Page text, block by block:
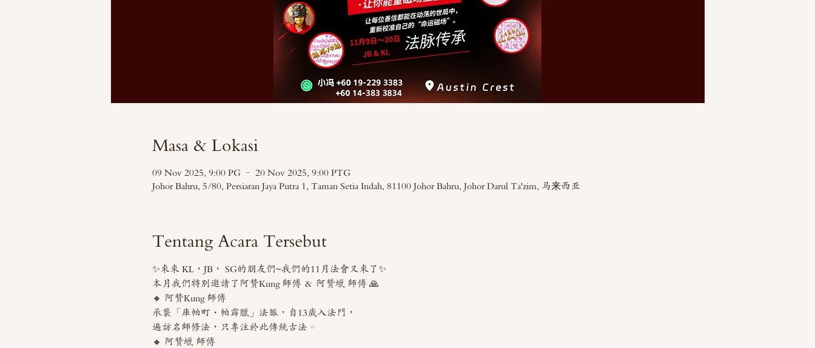
Masa & Lokasi
09 Nov 2025, 9:00 PG – 20 Nov 2025, 9:00 PTG
Johor Bahru, 5/80, Persiaran Jaya Putra 1, Taman Setia Indah, 81100 Johor Bahru, Johor Darul Ta'zim, 马来西亚
Tentang Acara Tersebut
✨來來 KL，JB， SG的朋友們~我們的11月法會又來了✨
本月我們特別邀請了阿贊Kung 師傅 ＆ 阿贊蠟 師傅 🙏
🔸 阿贊Kung 師傅
承襲「庫帕町・帕霹臘」法脈，自13歲入法門，
遍訪名師修法，只專注於此傳統古法。
🔸 阿贊蠟 師傅